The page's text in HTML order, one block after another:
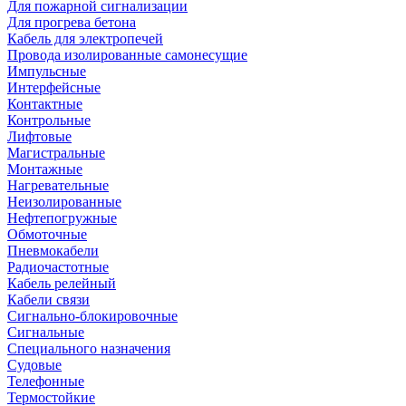
Для пожарной сигнализации
Для прогрева бетона
Кабель для электропечей
Провода изолированные самонесущие
Импульсные
Интерфейсные
Контактные
Контрольные
Лифтовые
Магистральные
Монтажные
Нагревательные
Неизолированные
Нефтепогружные
Обмоточные
Пневмокабели
Радиочастотные
Кабель релейный
Кабели связи
Сигнально-блокировочные
Сигнальные
Специального назначения
Судовые
Телефонные
Термостойкие